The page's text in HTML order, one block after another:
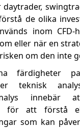
de olika
inom CFD-
eller när en
om den inte
färdigheter
teknisk
innebär
för att förstå
som kan